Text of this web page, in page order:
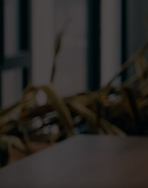
Speicherung von
Genutzte
Cookies
Erhobene
Ziel-URL innerhalb